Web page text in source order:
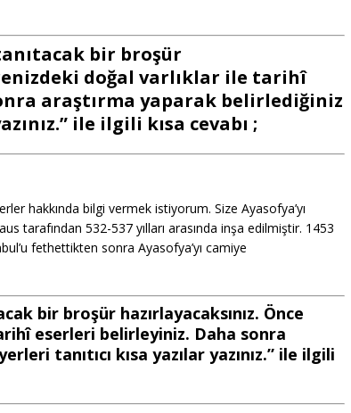
bir broşür
doğal varlıklar ile tarihî
araştırma yaparak belirlediğiniz
ile ilgili kısa cevabı ;
hakkında bilgi vermek istiyorum. Size Ayasofya’yı
tarafından 532-537 yılları arasında inşa edilmiştir. 1453
fethettikten sonra Ayasofya’yı camiye
bir broşür hazırlayacaksınız. Önce
eserleri belirleyiniz. Daha sonra
tanıtıcı kısa yazılar yazınız.” ile ilgili